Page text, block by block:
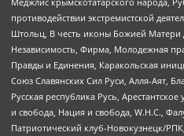
противодействии экстремистской
Штольц, В честь иконы Божией Матери
Независимость, Фирма, Молодежная
Правды и Единения, Каракольская
Союз Славянских Сил Руси, Алля-Аят,
Русская республика Русь,
и свобода, Нация и свобода, W.H.С.,
Патриотический клуб-Новокузнецк/